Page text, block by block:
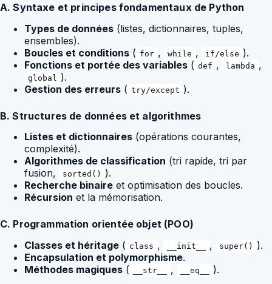
A. Syntaxe et principes fondamentaux de Python
Types de données (listes, dictionnaires, tuples,
ensembles).
Boucles et conditions ( for , while , if/else ).
Fonctions et portée des variables ( def , lambda ,
global
).
Gestion des erreurs ( try/except ).
B. Structures de données et algorithmes
Listes et dictionnaires (opérations courantes,
complexité).
Algorithmes de classification (tri rapide, tri par
fusion,
sorted()
).
Recherche binaire et optimisation des boucles.
Récursion et la mémorisation.
C. Programmation orientée objet (POO)
Classes et héritage ( class , __init__ , super()
).
Encapsulation et polymorphisme.
Méthodes magiques ( __str__ , __eq__ ).